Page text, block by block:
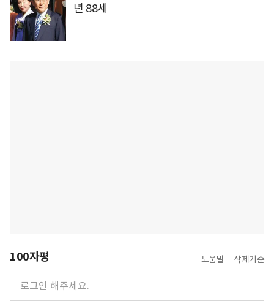
년 88세
100자평 도움말 삭제기준